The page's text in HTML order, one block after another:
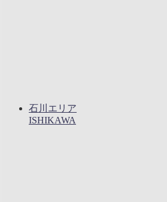
石川エリア
ISHIKAWA